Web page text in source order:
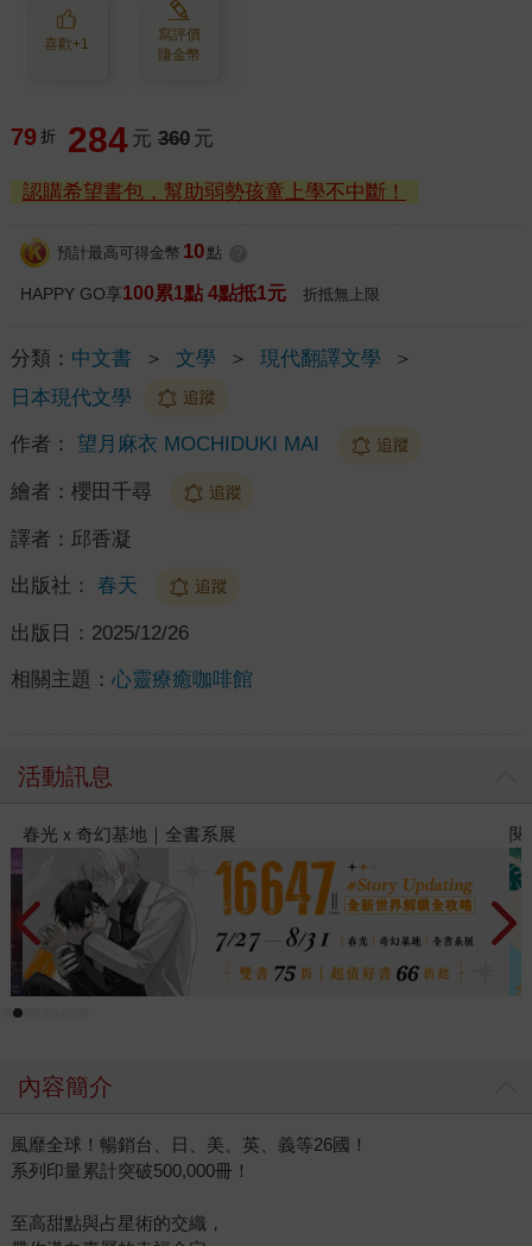
喜歡+1
寫評價
賺金幣
79 折 284 元 360 元
認購希望書包，幫助弱勢孩童上學不中斷！
預計最高可得金幣 10 點
HAPPY GO享100累1點 4點抵1元 折抵無上限
分類： 中文書 ＞ 文學 ＞ 現代翻譯文學
＞
日本現代文學
追蹤
作者： 望月麻衣 MOCHIDUKI MAI 追蹤
繪者： 櫻田千尋 追蹤
譯者： 邱香凝
出版社： 春天 追蹤
出版日： 2025/12/26
相關主題： 心靈療癒咖啡館
活動訊息
閱讀漫遊錄-2026上半年暢銷榜
內容簡介
風靡全球！暢銷台、日、美、英、義等26國！
系列印量累計突破500,000冊！
至高甜點與占星術的交織，